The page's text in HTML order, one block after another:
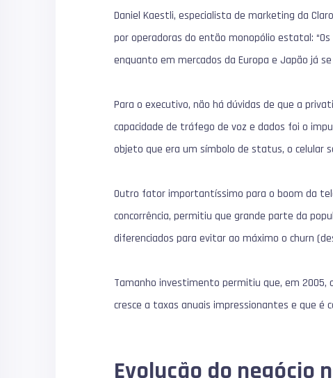
Daniel Kaestli, especialista de marketing da
por operadoras do então monopólio estatal:
enquanto em mercados da Europa e Japão já se
Para o executivo, não há dúvidas de que a
capacidade de tráfego de voz e dados foi o
objeto que era um símbolo de status, o celular
Outro fator importantíssimo para o boom da
concorrência, permitiu que grande parte da
diferenciados para evitar ao máximo o churn
Tamanho investimento permitiu que, em 2005,
cresce a taxas anuais impressionantes e que é
Evolução do negócio